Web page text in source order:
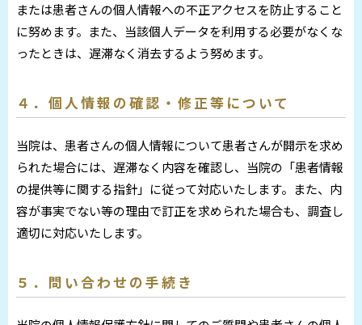
または患者さんの個人情報への不正アクセスを防止すること
に努めます。また、当該個人データを利用する必要がなくな
ったときは、遅滞なく消去するよう努めます。
４．個人情報の確認・修正等について
当院は、患者さんの個人情報について患者さんが開示を求め
られた場合には、遅滞なく内容を確認し、当院の「患者情報
の提供等に関する指針」に従って対応いたします。また、内
容が事実でない等の理由で訂正を求められた場合も、調査し
適切に対応いたします。
５．問い合わせの手続き